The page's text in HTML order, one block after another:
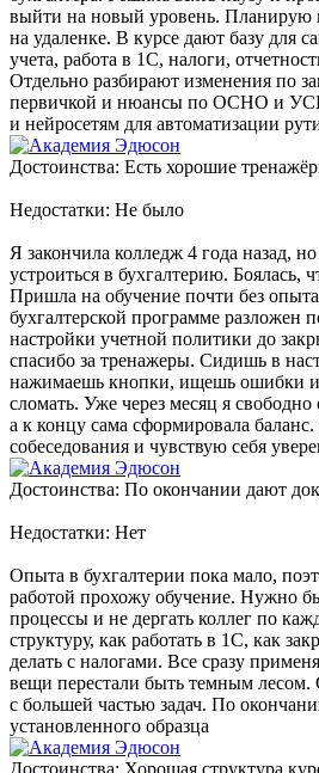
выйти на новый уровень. Планирую
на удаленке. В курсе дают базу для
учета, работа в 1С, налоги,
Отдельно разбирают изменения по
первичкой и нюансы по ОСНО и
и нейросетям для автоматизации
Достоинства: Есть хорошие
Недостатки: Не было
Я закончила колледж 4 года назад,
устроиться в бухгалтерию. Боялась,
Пришла на обучение почти без
бухгалтерской программе разложен
настройки учетной политики до
спасибо за тренажеры. Сидишь в
нажимаешь кнопки, ищешь ошибки и
сломать. Уже через месяц я
а к концу сама сформировала
собеседования и чувствую себя
Достоинства: По окончании дают
Недостатки: Нет
Опыта в бухгалтерии пока мало,
работой прохожу обучение. Нужно
процессы и не дергать коллег по
структуру, как работать в 1С, как
делать с налогами. Все сразу
вещи перестали быть темным лесом.
с большей частью задач. По
установленного образца
Достоинства: Хорошая структура